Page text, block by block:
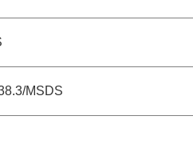
MSDS